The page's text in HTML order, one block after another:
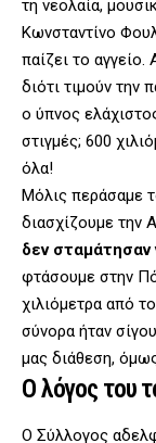
τη νεολαία,
Κωνσταντίνο
παίζει το
διότι τιμούν την
ο ύπνος
στιγμές; 600
όλα!
Μόλις περάσαμε
διασχίζουμε την
δεν σταμάτησαν
φτάσουμε στην
χιλιόμετρα από
σύνορα ήταν
μας διάθεση,
Ο λόγος του
Ο Σύλλογος